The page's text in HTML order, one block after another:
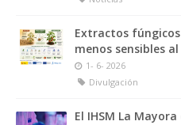
Biology,
Science,
Extractos
menos sensibles
1- 6- 2026
Divulgación
El IHSM La